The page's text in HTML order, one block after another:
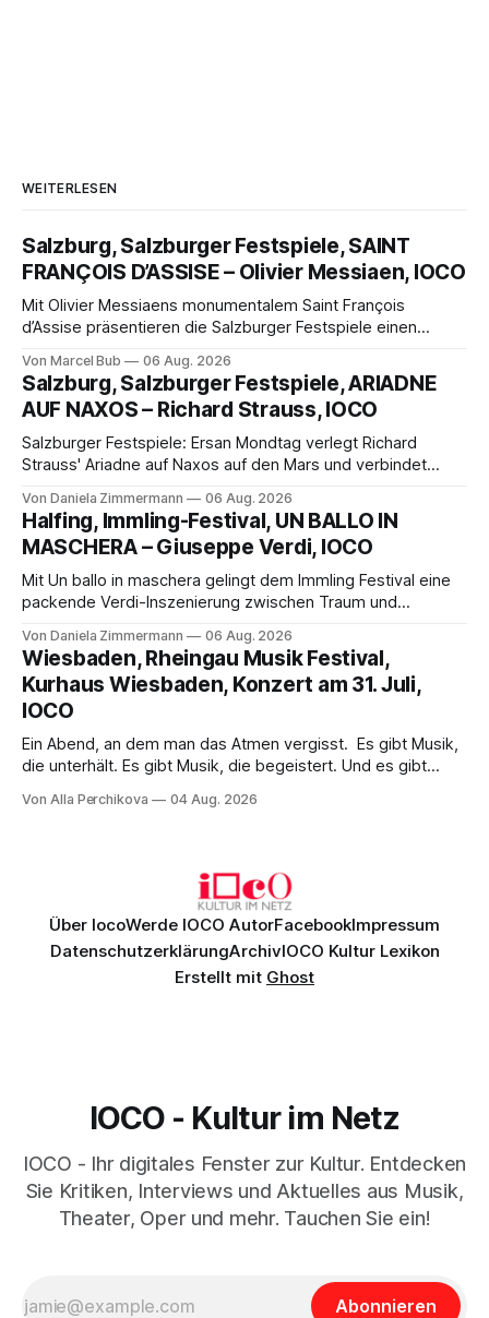
WEITERLESEN
Salzburg, Salzburger Festspiele, SAINT
FRANÇOIS D’ASSISE – Olivier Messiaen, IOCO
Mit Olivier Messiaens monumentalem Saint François
d’Assise präsentieren die Salzburger Festspiele einen
eine bildgewaltige Inszenierung, Maxime Pascal entfaltet
die komplexe Partitur eindrucksvoll, Philippe Sly berührt als
Franziskus.
Von Marcel Bub 06 Aug. 2026
Salzburg, Salzburger Festspiele, ARIADNE
AUF NAXOS – Richard Strauss, IOCO
Salzburger Festspiele: Ersan Mondtag verlegt Richard
Strauss' Ariadne auf Naxos auf den Mars und verbindet
Aufführung mit starken Solisten und den Wiener
Philharmonikern, szenisch bleibt der zweite Akt jedoch
hinter den Erwartungen zurück.
Von Daniela Zimmermann 06 Aug. 2026
Halfing, Immling-Festival, UN BALLO IN
MASCHERA – Giuseppe Verdi, IOCO
Mit Un ballo in maschera gelingt dem Immling Festival eine
packende Verdi-Inszenierung zwischen Traum und
psychologische Tiefe mit starken Bildern, getragen von
einem spielfreudigen Ensemble und einer musikalisch
überzeugenden Gesamtleistung.
Von Daniela Zimmermann 06 Aug. 2026
Wiesbaden, Rheingau Musik Festival,
Kurhaus Wiesbaden, Konzert am 31. Juli,
IOCO
Ein Abend, an dem man das Atmen vergisst. Es gibt Musik,
die unterhält. Es gibt Musik, die begeistert. Und es gibt
Genau so war der Abend im Kurhaus Wiesbaden, an dem
Von Alla Perchikova 04 Aug. 2026
Über IocoWerde IOCO AutorFacebookImpressum
DatenschutzerklärungArchivIOCO Kultur Lexikon
Erstellt mit Ghost
IOCO - Kultur im Netz
IOCO - Ihr digitales Fenster zur Kultur. Entdecken
Sie Kritiken, Interviews und Aktuelles aus Musik,
Theater, Oper und mehr. Tauchen Sie ein!
Abonnieren